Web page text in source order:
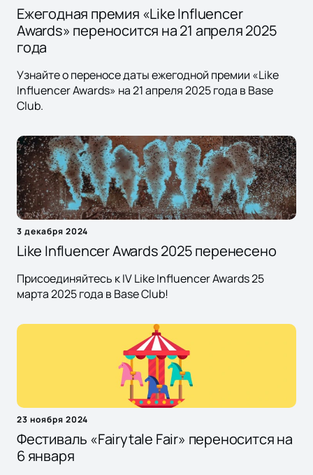
Ежегодная премия «Like Influencer
Awards» переносится на 21 апреля 2025
года
Узнайте о переносе даты ежегодной премии «Like
Influencer Awards» на 21 апреля 2025 года в Base
Club.
3 декабря 2024
Like Influencer Awards 2025 перенесено
Присоединяйтесь к IV Like Influencer Awards 25
марта 2025 года в Base Club!
23 ноября 2024
Фестиваль «Fairytale Fair» переносится на
6 января